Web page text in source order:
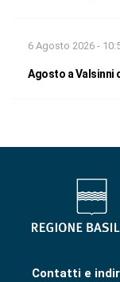
6 Agosto 2026 -
Agosto a Valsinni
Contatti e